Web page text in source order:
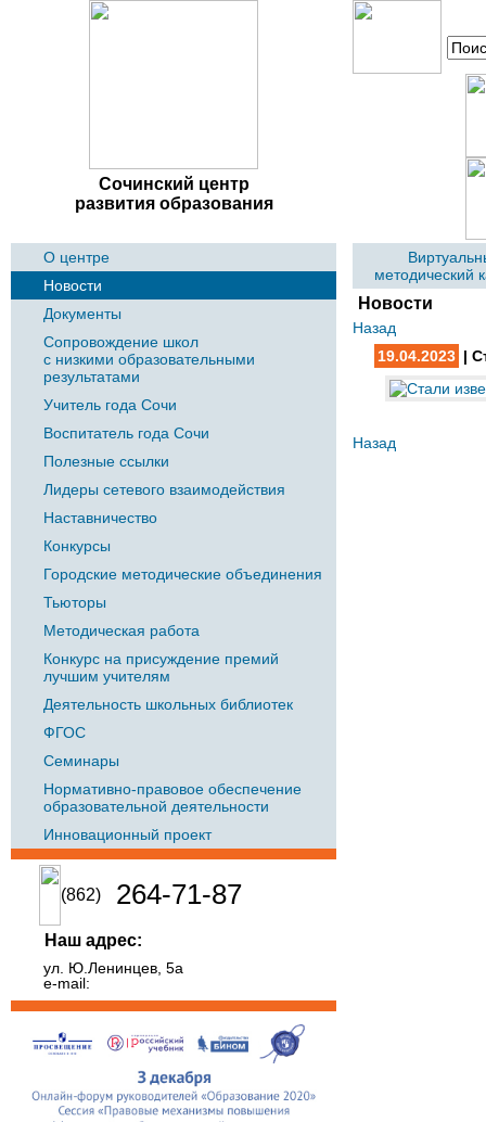
Сочинский центр
развития образования
О центре
Новости
Документы
Сопровождение школ
с низкими образовательными
результатами
Учитель года Сочи
Воспитатель года Сочи
Полезные ссылки
Лидеры сетевого взаимодействия
Наставничество
Конкурсы
Городские методические объединения
Тьюторы
Методическая работа
Конкурс на присуждение премий
лучшим учителям
Деятельность школьных библиотек
ФГОС
Семинары
Нормативно-правовое обеспечение
образовательной деятельности
Инновационный проект
(862) 264-71-87
Наш адрес:
ул. Ю.Ленинцев, 5а
e-mail:
методический
Новости
Назад
19.04.2023 |
Назад